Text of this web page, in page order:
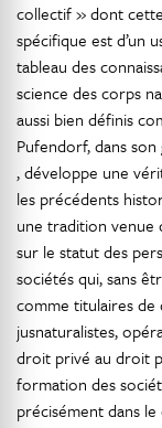
collectif » dont
spécifique est d’un
tableau des
science des corps
aussi bien définis
Pufendorf, dans
, développe une
les précédents
une tradition
sur le statut des
sociétés qui, sans
comme titulaires de
jusnaturalistes,
droit privé au droit
formation des
précisément dans